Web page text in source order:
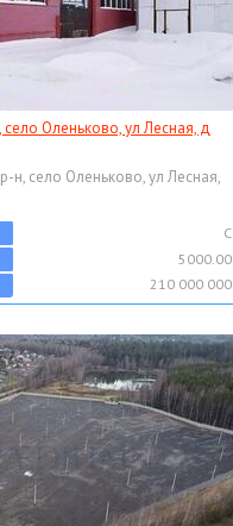
Оленьково, ул Лесная, д
н, село Оленьково, ул Лесная,
C
5000.00
210 000 000